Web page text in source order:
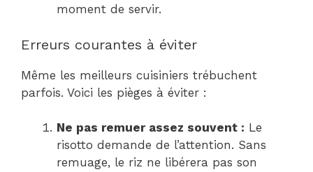
moment de servir.
Erreurs courantes à éviter
Même les meilleurs cuisiniers trébuchent
parfois. Voici les pièges à éviter :
Ne pas remuer assez souvent : Le
risotto demande de l’attention. Sans
remuage, le riz ne libérera pas son